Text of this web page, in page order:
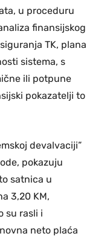
u proceduru
finansijskog
TK, plana
sistema, s
ili potpune
pokazatelji to
devalvaciji”
pokazuju
satnica u
3,20 KM,
su rasli i
neto plaća